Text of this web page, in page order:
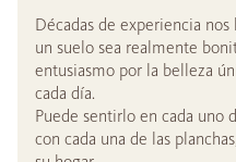
Décadas de experiencia
un suelo sea realmente
entusiasmo por la belleza
cada día.
Puede sentirlo en cada uno
con cada una de las